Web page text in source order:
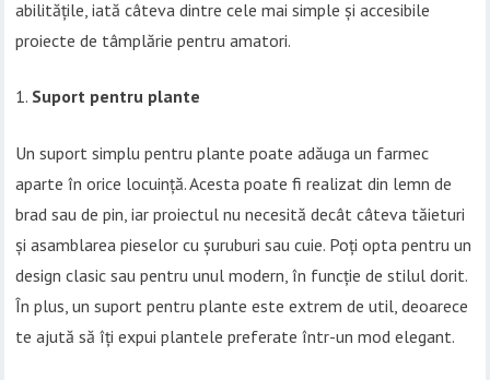
abilitățile, iată câteva dintre cele mai simple și accesibile
proiecte de tâmplărie pentru amatori.
Suport pentru plante
Un suport simplu pentru plante poate adăuga un farmec
aparte în orice locuință. Acesta poate fi realizat din lemn de
brad sau de pin, iar proiectul nu necesită decât câteva tăieturi
și asamblarea pieselor cu șuruburi sau cuie. Poți opta pentru un
design clasic sau pentru unul modern, în funcție de stilul dorit.
În plus, un suport pentru plante este extrem de util, deoarece
te ajută să îți expui plantele preferate într-un mod elegant.